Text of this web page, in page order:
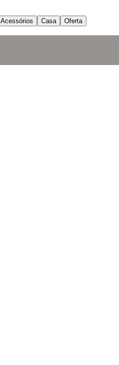
Acessórios Casa Oferta